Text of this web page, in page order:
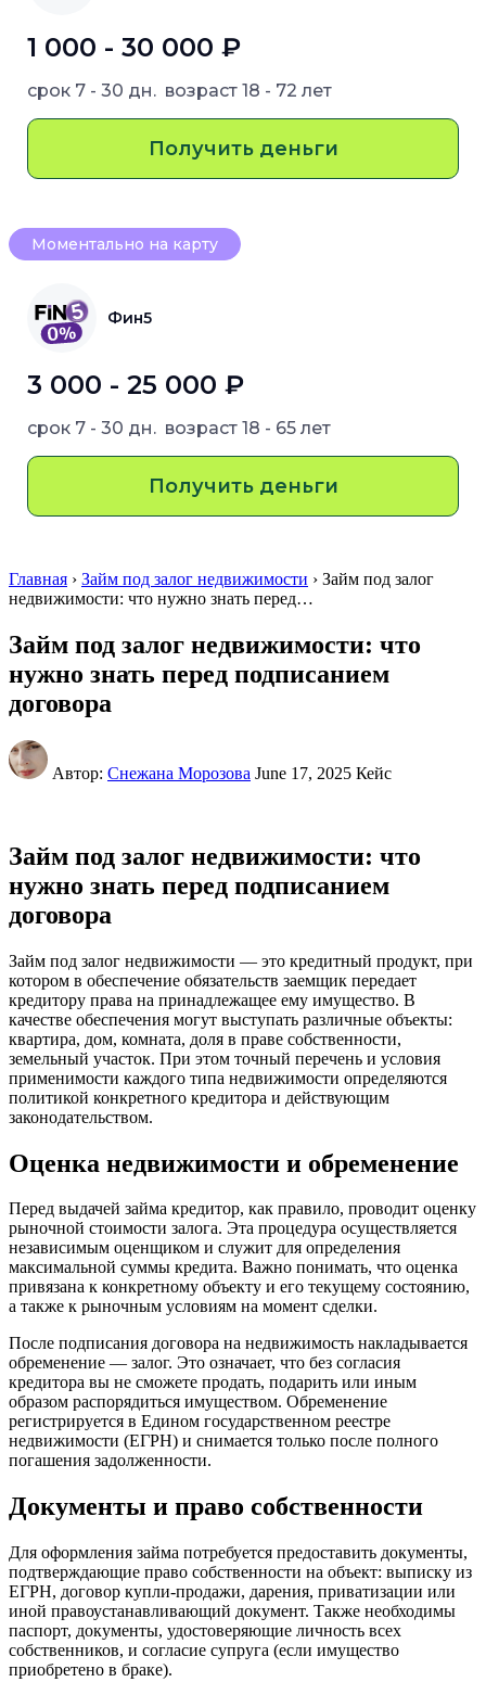
1 000 - 30 000 ₽
срок 7 - 30 дн. возраст 18 - 72 лет
Получить деньги
Моментально на карту
Фин5
3 000 - 25 000 ₽
срок 7 - 30 дн. возраст 18 - 65 лет
Получить деньги
Главная › Займ под залог недвижимости › Займ под залог
недвижимости: что нужно знать перед…
Займ под залог недвижимости: что
нужно знать перед подписанием
договора
Автор: Снежана Морозова June 17, 2025 Кейс
Займ под залог недвижимости: что
нужно знать перед подписанием
договора
Займ под залог недвижимости — это кредитный продукт, при
котором в обеспечение обязательств заемщик передает
кредитору права на принадлежащее ему имущество. В
качестве обеспечения могут выступать различные объекты:
квартира, дом, комната, доля в праве собственности,
земельный участок. При этом точный перечень и условия
применимости каждого типа недвижимости определяются
политикой конкретного кредитора и действующим
законодательством.
Оценка недвижимости и обременение
Перед выдачей займа кредитор, как правило, проводит оценку
рыночной стоимости залога. Эта процедура осуществляется
независимым оценщиком и служит для определения
максимальной суммы кредита. Важно понимать, что оценка
привязана к конкретному объекту и его текущему состоянию,
а также к рыночным условиям на момент сделки.
После подписания договора на недвижимость накладывается
обременение — залог. Это означает, что без согласия
кредитора вы не сможете продать, подарить или иным
образом распорядиться имуществом. Обременение
регистрируется в Едином государственном реестре
недвижимости (ЕГРН) и снимается только после полного
погашения задолженности.
Документы и право собственности
Для оформления займа потребуется предоставить документы,
подтверждающие право собственности на объект: выписку из
ЕГРН, договор купли-продажи, дарения, приватизации или
иной правоустанавливающий документ. Также необходимы
паспорт, документы, удостоверяющие личность всех
собственников, и согласие супруга (если имущество
приобретено в браке).